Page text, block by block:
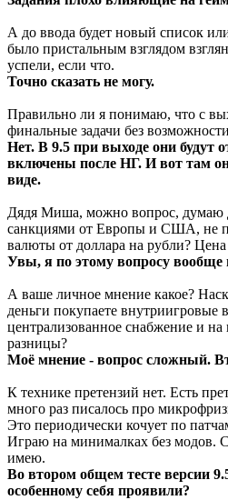
А до ввода будет новый список
было пристальным взглядом
успели, если что.
Точно сказать не могу.
Правильно ли я понимаю, что с
финальные задачи без
Нет. В 9.5 при выходе они будут
включены после НГ. И вот там
виде.
Дядя Миша, можно вопрос, думаю
санкциями от Европы и США, не
валюты от доллара на рубли? Цена
Увы, я по этому вопросу
А ваше личное мнение какое?
деньги покупаете внутриигровые
централизованное снабжение и на
разницы?
Моё мнение - вопрос сложный.
К технике претензий нет. Есть
много раз писалось про
Это периодически кочует по
Играю на минималках без модов.
имею.
Во втором общем тесте версии
особенному себя проявили?